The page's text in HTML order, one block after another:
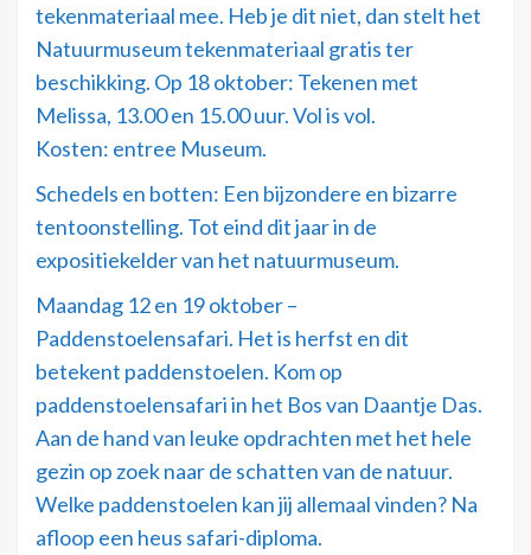
tekenmateriaal mee. Heb je dit niet, dan stelt het
Natuurmuseum tekenmateriaal gratis ter
beschikking. Op 18 oktober: Tekenen met
Melissa, 13.00 en 15.00 uur. Vol is vol.
Kosten: entree Museum.
Schedels en botten: Een bijzondere en bizarre
tentoonstelling. Tot eind dit jaar in de
expositiekelder van het natuurmuseum.
Maandag 12 en 19 oktober –
Paddenstoelensafari. Het is herfst en dit
betekent paddenstoelen. Kom op
paddenstoelensafari in het Bos van Daantje Das.
Aan de hand van leuke opdrachten met het hele
gezin op zoek naar de schatten van de natuur.
Welke paddenstoelen kan jij allemaal vinden? Na
afloop een heus safari-diploma.